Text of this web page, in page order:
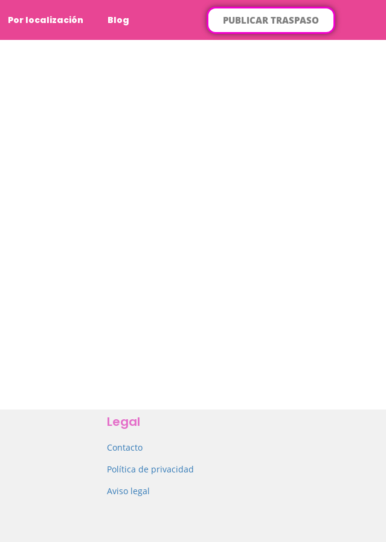
Por localización Blog PUBLICAR TRASPASO
Legal
Contacto
Política de privacidad
Aviso legal